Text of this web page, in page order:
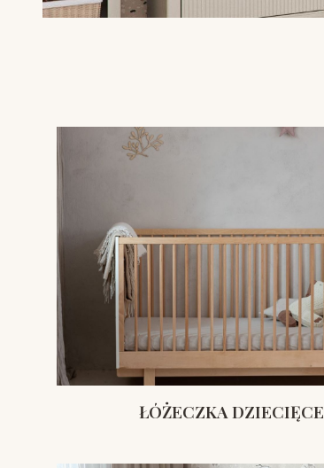
ŁÓŻECZKA DZIECIĘCE